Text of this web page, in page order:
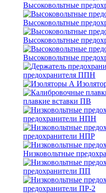
Высоковольтные
Высоковольтные
Высоковольтные
Высоковольтные
предохранителя ППН
плавкие вставки ПВ
предохранители НПН
предохранители НПР
Низковольтные
предохранители ПП
предохранители ПР-2